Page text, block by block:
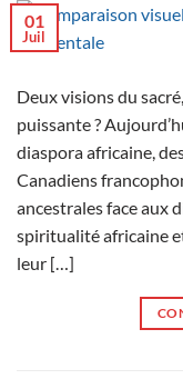
01
Juil
Deux visions du
puissante ?
diaspora africaine,
Canadiens
ancestrales face aux
spiritualité africaine
leur […]